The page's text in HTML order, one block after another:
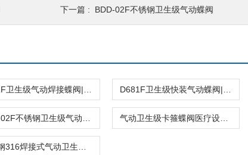
下一篇 : BDD-02F不锈钢卫生级气动蝶阀